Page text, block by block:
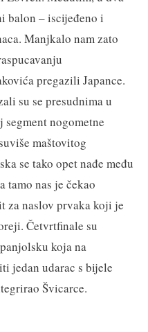
balon – iscijeđeno i
Manjkalo nam zato
pregazili Japance.
su se presudnima u
nogometne
maštovitog
se tako opet nađe među
tamo nas je čekao
za naslov prvaka koji je
Četvrtfinale su
koja na
jedan udarac s bijele
Švicarce.